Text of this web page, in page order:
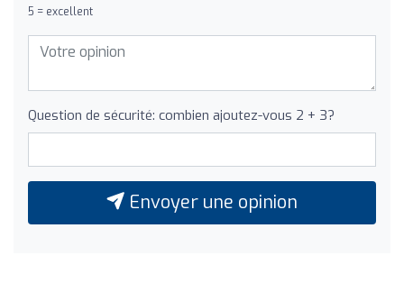
5 = excellent
Question de sécurité: combien ajoutez-vous 2 + 3?
Envoyer une opinion